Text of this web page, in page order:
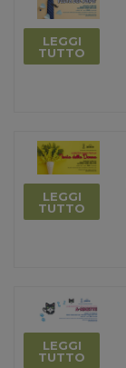
LEGGI
TUTTO
LEGGI
TUTTO
LEGGI
TUTTO